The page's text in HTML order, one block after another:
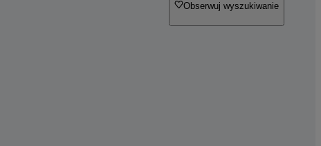
Obserwuj wyszukiwanie